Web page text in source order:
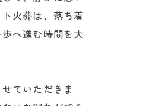
火葬は、落ち着
へ進む時間を大
ていただきま